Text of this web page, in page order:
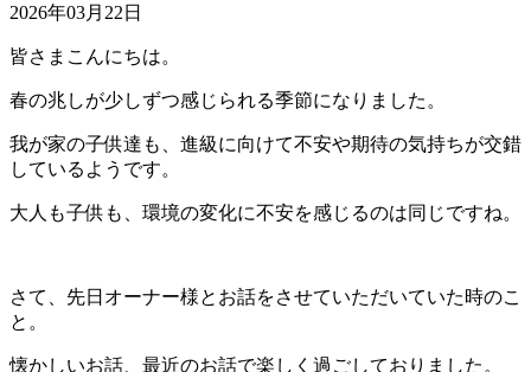
2026年03月22日
皆さまこんにちは。
春の兆しが少しずつ感じられる季節になりました。
我が家の子供達も、進級に向けて不安や期待の気持ちが交錯
しているようです。
大人も子供も、環境の変化に不安を感じるのは同じですね。
さて、先日オーナー様とお話をさせていただいていた時のこ
と。
懐かしいお話、最近のお話で楽しく過ごしておりました。